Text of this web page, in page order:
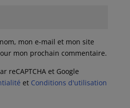
mon e-mail et mon site
mon prochain commentaire.
reCAPTCHA et Google
et Conditions d'utilisation